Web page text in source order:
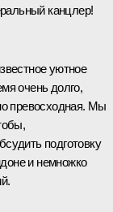
канцлер!
уютное
очень долго,
превосходная. Мы
подготовку
и немножко